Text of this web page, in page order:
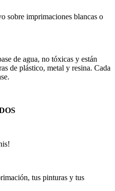
sobre imprimaciones blancas o
de agua, no tóxicas y están
de plástico, metal y resina. Cada
tus pinturas y tus